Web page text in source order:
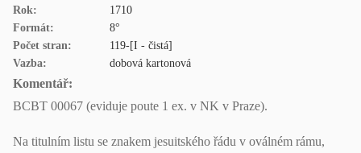
Rok:
1710
Formát:
8°
Počet stran:
119-[I - čistá]
Vazba:
dobová kartonová
Komentář:
BCBT 00067 (eviduje poute 1 ex. v NK v Praze).
Na titulním listu se znakem jesuitského řádu v oválném rámu,